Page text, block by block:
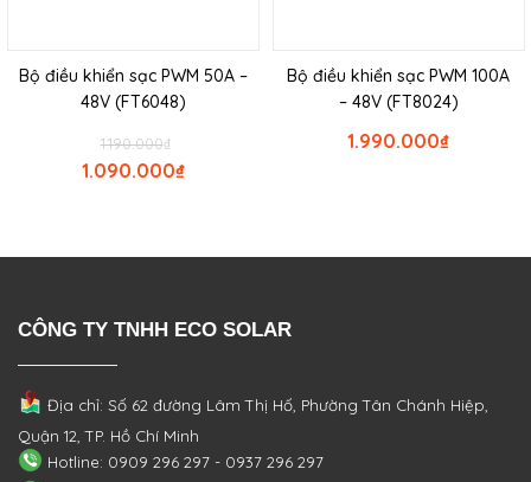
Bộ điều khiển sạc PWM 50A –
48V (FT6048)
₫
1.190.000
₫
1.090.000
Bộ điều khiển sạc PWM 100A
– 48V (FT8024)
₫
1.990.000
CÔNG TY TNHH ECO SOLAR
Địa chỉ: Số 62 đường Lâm Thị Hố, PhườngTân Chánh Hiệp,
Quận 12, TP. Hồ Chí Minh
Hotline: 0909 296 297 - 0937 296 297